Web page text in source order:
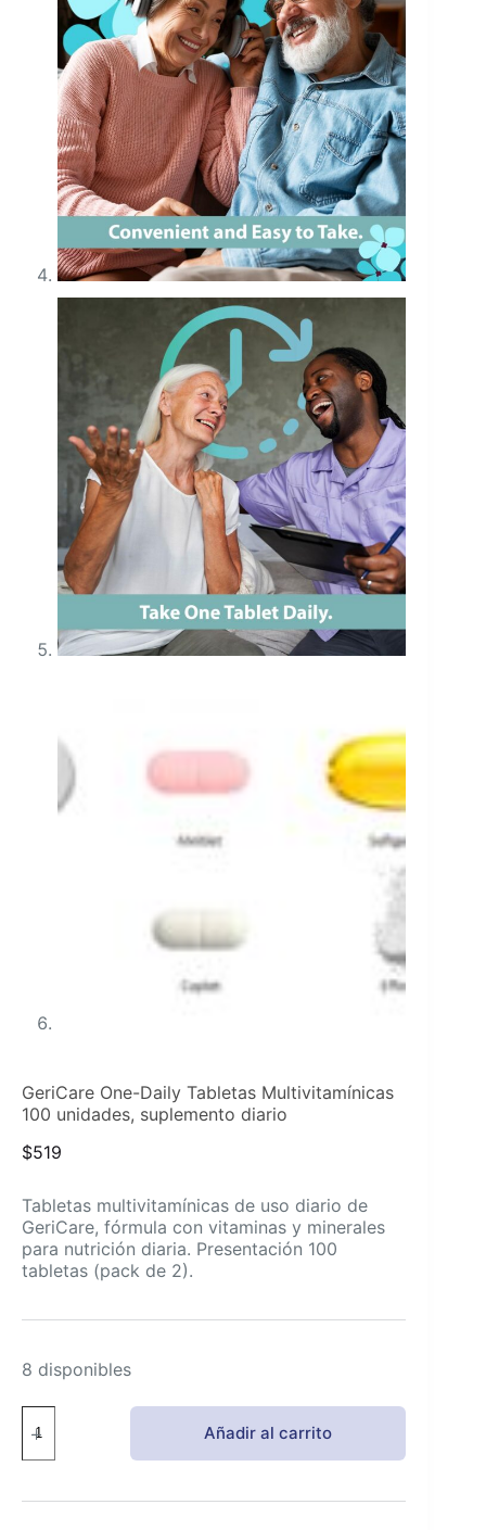
GeriCare One-Daily Tabletas Multivitamínicas
100 unidades, suplemento diario
$519
Tabletas multivitamínicas de uso diario de
GeriCare, fórmula con vitaminas y minerales
para nutrición diaria. Presentación 100
tabletas (pack de 2).
8 disponibles
One-
Daily
Multivitamínicas
Añadir al carrito